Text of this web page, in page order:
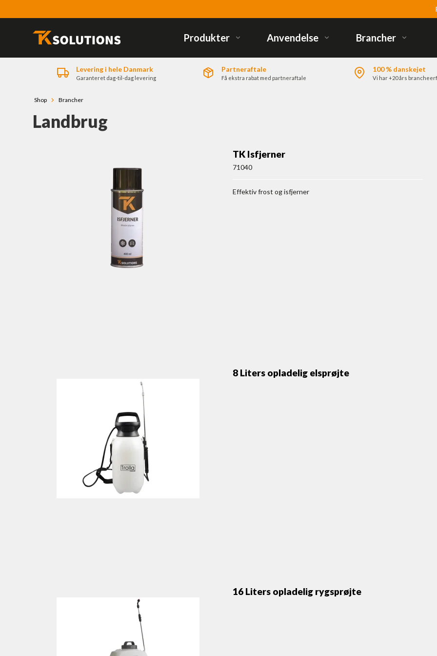
Produkter Anvendelse Brancher
Levering i hele Danmark
Garanteret dag-til-dag levering
Partneraftale
Få ekstra rabat med partneraftale
100 % danskejet
Vi har +20 års
Shop Brancher
Landbrug
TK Isfjerner
71040
Effektiv frost og isfjerner
8 Liters opladelig elsprøjte
16 Liters opladelig rygsprøjte